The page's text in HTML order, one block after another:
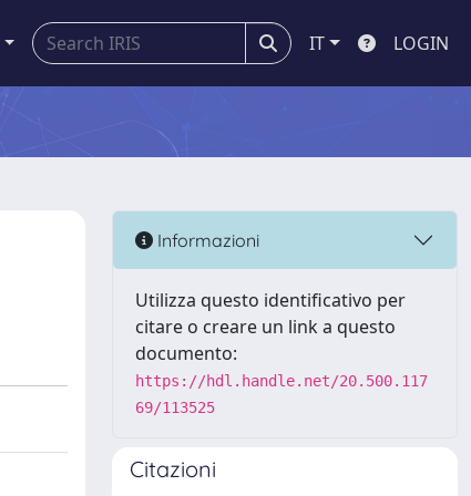
IT LOGIN
Informazioni
Utilizza questo identificativo per
citare o creare un link a questo
documento:
https://hdl.handle.net/20.500.117
69/113525
Citazioni